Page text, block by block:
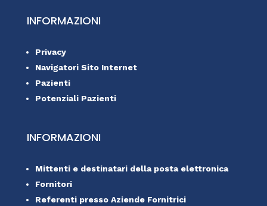
INFORMAZIONI
Privacy
Navigatori Sito Internet
Pazienti
Potenziali Pazienti
INFORMAZIONI
Mittenti e destinatari della posta elettronica
Fornitori
Referenti presso Aziende Fornitrici